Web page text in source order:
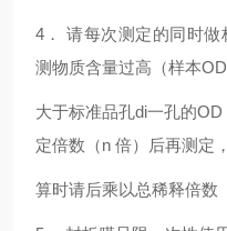
4． 请每次测定的同时
测物质含量过高（样本
大于标准品孔di一孔的
定倍数（n 倍）后再测定
算时请后乘以总稀释倍数